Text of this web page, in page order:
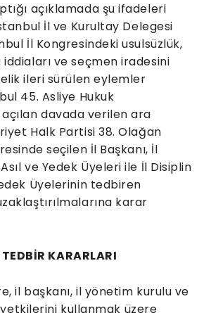
açıklamada şu ifadeleri
İl ve Kurultay Delegesi
İl Kongresindeki usulsüzlük,
ve seçmen iradesini
ileri sürülen eylemler
45. Asliye Hukuk
davada verilen ara
Halk Partisi 38. Olağan
seçilen İl Başkanı, İl
ve Yedek Üyeleri ile İl Disiplin
Üyelerinin tedbiren
karar
KARARLARI
il başkanı, il yönetim kurulu ve
kullanmak üzere